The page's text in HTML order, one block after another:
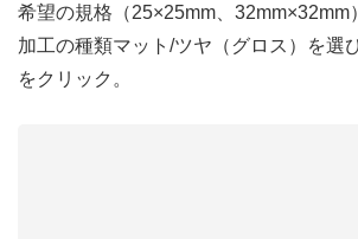
希望の規格（25×25mm、32mm×32mm
加工の種類マット/ツヤ（グロス）を選
をクリック。